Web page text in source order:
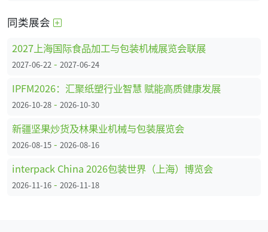
同类展会
2027上海国际食品加工与包装机械展览会联展
2027-06-22 - 2027-06-24
IPFM2026：汇聚纸塑行业智慧 赋能高质健康发展
2026-10-28 - 2026-10-30
新疆坚果炒货及林果业机械与包装展览会
2026-08-15 - 2026-08-16
interpack China 2026包装世界（上海）博览会
2026-11-16 - 2026-11-18